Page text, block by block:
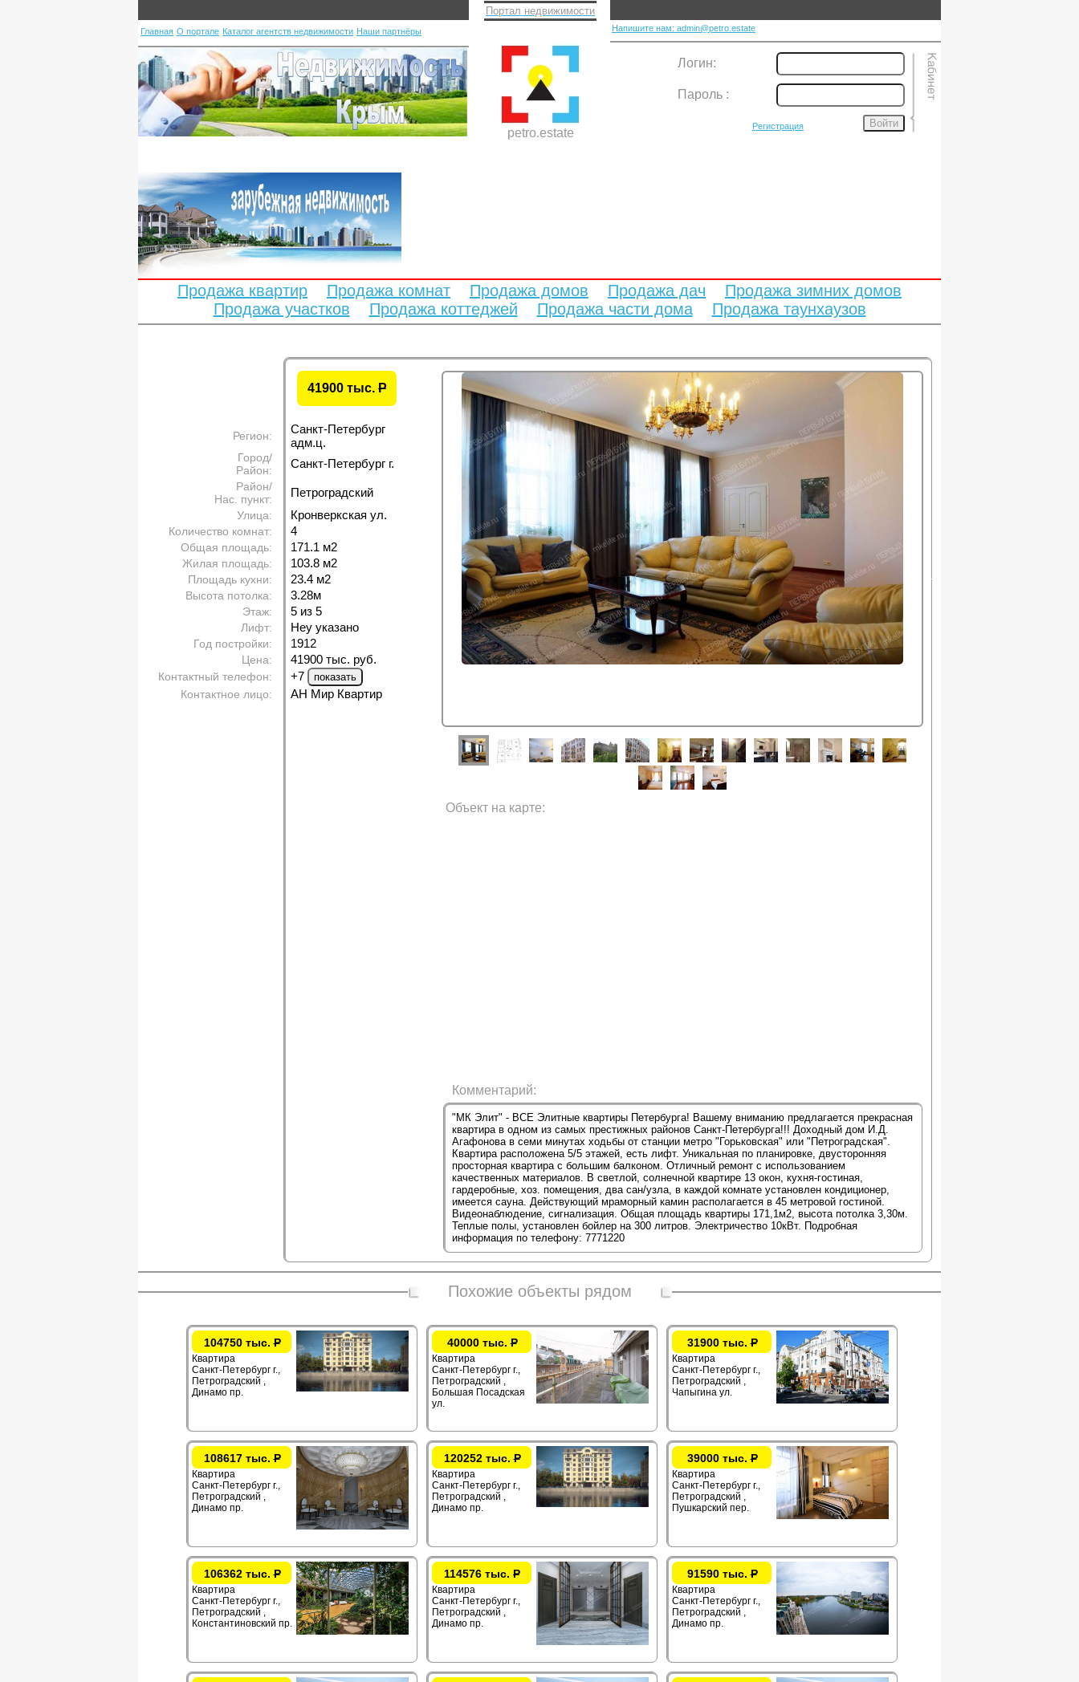
Главная О портале Каталог агентств недвижимости Наши партнёры
Портал недвижимости
petro.estate
Напишите нам: admin@petro.estate
Логин:
Пароль :
Регистрация Войти
Продажа квартир Продажа комнат Продажа домов Продажа дач
Продажа зимних домов
Продажа участков
Продажа коттеджей Продажа части дома Продажа таунхаузов
41900 тыс. P
Регион:
Санкт-Петербург
адм.ц.
Город/
Район:
Санкт-Петербург г.
Район/
Нас. пункт:
Петроградский
Улица: Кронверкская ул.
Количество комнат: 4
Общая площадь: 171.1 м2
Жилая площадь: 103.8 м2
Площадь кухни: 23.4 м2
Высота потолка: 3.28м
Этаж: 5 из 5
Лифт: Неу указано
Год постройки: 1912
Цена: 41900 тыс. руб.
Контактный телефон: +7
Контактное лицо: АН Мир Квартир
Объект на карте:
"МК Элит" - ВСЕ Элитные квартиры Петербурга! Вашему вниманию предлагается прекрасная
квартира в одном из самых престижных районов Санкт-Петербурга!!! Доходный дом И.Д.
Агафонова в семи минутах ходьбы от станции метро "Горьковская" или "Петроградская".
Квартира расположена 5/5 этажей, есть лифт. Уникальная по планировке, двусторонняя
просторная квартира с большим балконом. Отличный ремонт с использованием
качественных материалов. В светлой, солнечной квартире 13 окон, кухня-гостиная,
гардеробные, хоз. помещения, два сан/узла, в каждой комнате установлен кондиционер,
имеется сауна. Действующий мраморный камин располагается в 45 метровой гостиной.
Видеонаблюдение, сигнализация. Общая площадь квартиры 171,1м2, высота потолка 3,30м.
Теплые полы, установлен бойлер на 300 литров. Электричество 10кВт. Подробная
информация по телефону: 7771220
Комментарий:
Похожие объекты рядом
104750 тыс.Р
Квартира
Санкт-Петербург г.,
Петроградский ,
Динамо пр.
40000 тыс.Р
Квартира
Санкт-Петербург г.,
Петроградский ,
Большая Посадская
ул.
31900 тыс.Р
Квартира
Санкт-Петербург г.,
Петроградский ,
Чапыгина ул.
108617 тыс.Р
Квартира
Санкт-Петербург г.,
Петроградский ,
Динамо пр.
120252 тыс.Р
Квартира
Санкт-Петербург г.,
Петроградский ,
Динамо пр.
39000 тыс.Р
Квартира
Санкт-Петербург г.,
Петроградский ,
Пушкарский пер.
106362 тыс.Р
Квартира
Санкт-Петербург г.,
Петроградский ,
Константиновский пр.
114576 тыс. Р
Квартира
Санкт-Петербург г.,
Петроградский ,
Динамо пр.
91590 тыс.Р
Квартира
Санкт-Петербург г.,
Петроградский ,
Динамо пр.